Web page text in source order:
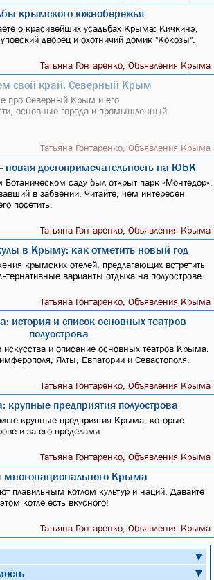
крымского южнобережья
о красивейших усадьбах Крыма: Кичкинэ,
дворец и охотничий домик "Кокозы".
Татьяна Гонтаренко, Объявления Крыма
свой край. Северный Крым
про Северный Крым и его
основные города и промышленный
Татьяна Гонтаренко, Объявления Крыма
новая достопримечательность на ЮБК
саду был открыт парк «Монтедор»,
в забвении. Читайте, чем интересен
посетить.
Татьяна Гонтаренко, Объявления Крыма
в Крыму: как отметить новый год
крымских отелей, предлагающих встретить
варианты отдыха на полуострове.
Татьяна Гонтаренко, Объявления Крыма
история и список основных театров
полуострова
искусства и описание основных театров Крыма.
Ялты, Евпатории и Севастополя.
Татьяна Гонтаренко, Объявления Крыма
предприятия полуострова
крупные предприятия Крыма, которые
и за его пределами.
Татьяна Гонтаренко, Объявления Крыма
многонационального Крыма
плавильным котлом культур и наций. Давайте
котле есть вкусного!
Татьяна Гонтаренко, Объявления Крыма
▼
▼